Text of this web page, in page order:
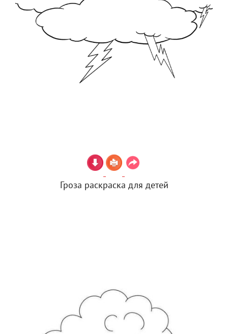
Гроза раскраска для детей